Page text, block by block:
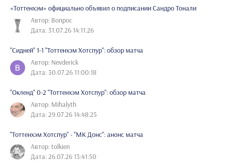
«Тоттенхэм» официально объявил о подписании Сандро Тонали
Автор: Вопрос
Дата: 31.07.26 14:11:26
"Сидней" 1-1 "Тоттенхэм Хотспур": обзор матча
Автор: Nevderick
Дата: 30.07.26 11:00:18
"Окленд" 0-2 "Тоттенхэм Хотспур": обзор матча
Автор: Mihalyth
Дата: 29.07.26 14:48:25
"Тоттенхэм Хотспур" - "МК Донс": анонс матча
Автор: tolkien
Дата: 26.07.26 13:41:50